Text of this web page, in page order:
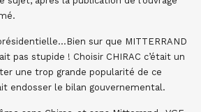
sur que MITTERRAND
pas stupide ! Choisir CHIRAC c’était un
une trop grande popularité de ce
endosser le bilan gouvernemental.